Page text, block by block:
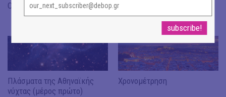
Οι γάτες των Αθηνών
Πλάσματα της Αθηναϊκής
νύχτας (μέρος δεύτερο)
Πλάσματα της Αθηναϊκής
νύχτας (μέρος πρώτο)
Χρονομέτρηση